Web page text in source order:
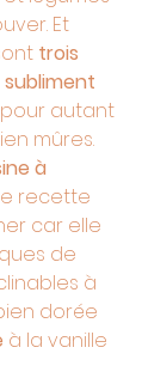
Et
trois
pour autant
mûres.
à
recette
car elle
de
à
dorée
à la vanille